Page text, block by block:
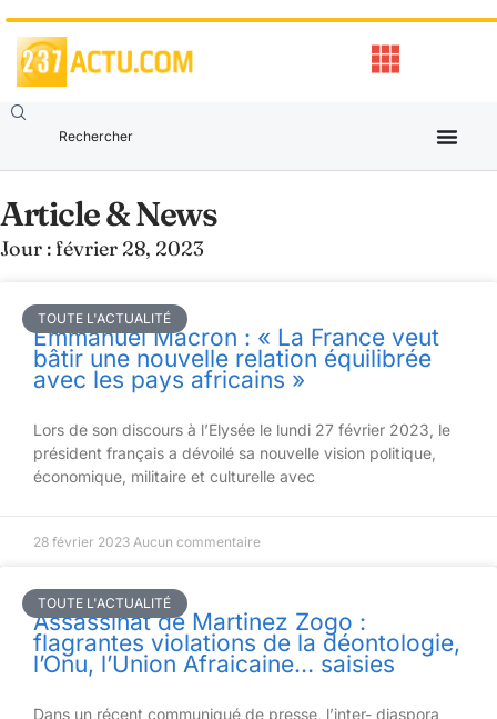
Article & News
Jour : février 28, 2023
TOUTE L'ACTUALITÉ
Emmanuel Macron : « La France veut
bâtir une nouvelle relation équilibrée
avec les pays africains »
Lors de son discours à l’Elysée le lundi 27 février 2023, le
président français a dévoilé sa nouvelle vision politique,
économique, militaire et culturelle avec
28 février 2023 Aucun commentaire
TOUTE L'ACTUALITÉ
Assassinat de Martinez Zogo :
flagrantes violations de la déontologie,
l’Onu, l’Union Afraicaine… saisies
Dans un récent communiqué de presse, l’inter- diaspora